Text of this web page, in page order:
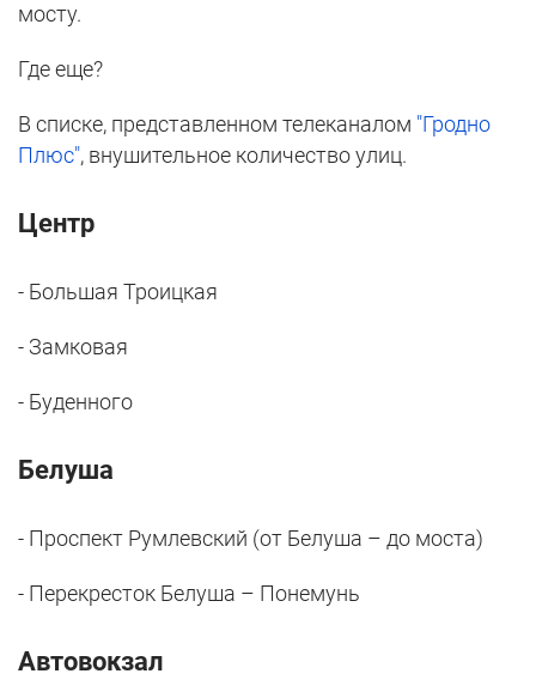
мосту.
Где еще?
В списке, представленном телеканалом "Гродно
Плюс", внушительное количество улиц.
Центр
- Большая Троицкая
- Замковая
- Буденного
Белуша
- Проспект Румлевский (от Белуша – до моста)
- Перекресток Белуша – Понемунь
Автовокзал